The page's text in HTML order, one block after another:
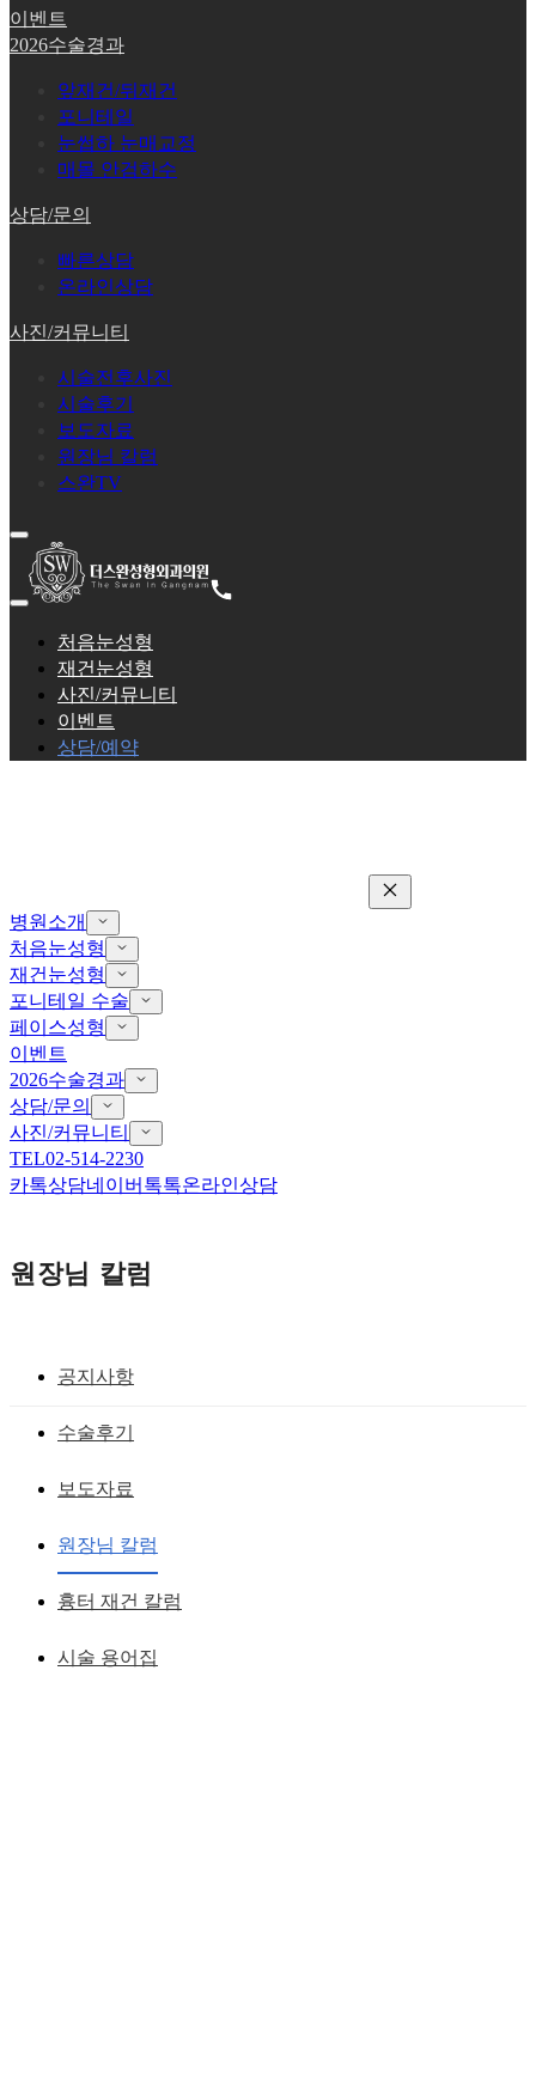
이벤트
2026수술경과
앞재건/뒤재건
포니테일
눈썹하 눈매교정
매몰 안검하수
상담/문의
빠른상담
온라인상담
사진/커뮤니티
시술전후사진
시술후기
보도자료
원장님 칼럼
스완TV
처음눈성형
재건눈성형
사진/커뮤니티
이벤트
상담/예약
병원소개
처음눈성형
재건눈성형
포니테일 수술
페이스성형
이벤트
2026수술경과
상담/문의
사진/커뮤니티
TEL02-514-2230
카톡상담네이버톡톡온라인상담
원장님 칼럼
공지사항
수술후기
보도자료
원장님 칼럼
흉터 재건 칼럼
시술 용어집
앞트임재수술 골든타임에 맞춘 흉터제
황성호 원장작성일